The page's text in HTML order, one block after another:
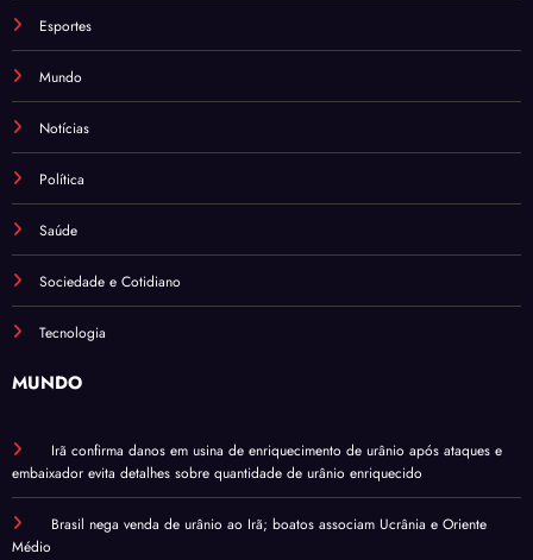
Esportes
Mundo
Notícias
Política
Saúde
Sociedade e Cotidiano
Tecnologia
MUNDO
Irã confirma danos em usina de enriquecimento de urânio após ataques e
embaixador evita detalhes sobre quantidade de urânio enriquecido
Brasil nega venda de urânio ao Irã; boatos associam Ucrânia e Oriente
Médio